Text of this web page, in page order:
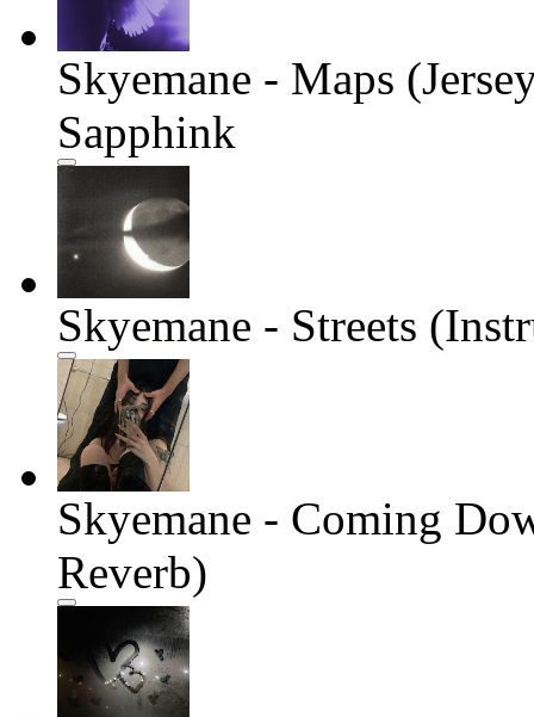
Skyemane - Maps
Sapphink
Skyemane - Streets
Skyemane - Coming
Reverb)